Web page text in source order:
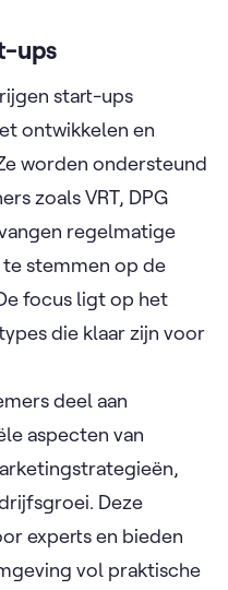
ups
start-ups
ontwikkelen en
worden ondersteund
zoals VRT, DPG
regelmatige
stemmen op de
focus ligt op het
die klaar zijn voor
deel aan
aspecten van
Deze
experts en bieden
vol praktische